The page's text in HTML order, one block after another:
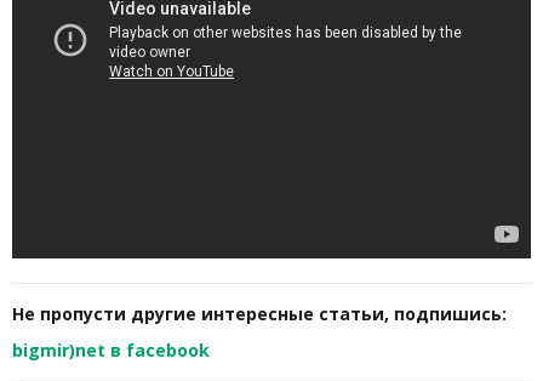
Не пропусти другие интересные статьи, подпишись:
bigmir)net в facebook